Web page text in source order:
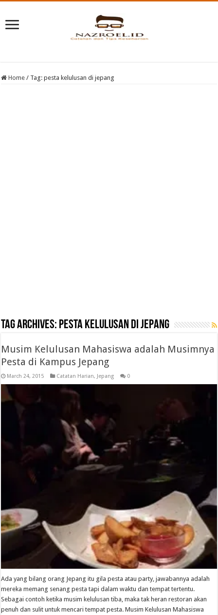
Home / Tag:pesta kelulusan di jepang
Tag Archives: pesta kelulusan di jepang
Musim Kelulusan Mahasiswa adalah Musimnya
Pesta di Kampus Jepang
March 24, 2015 Catatan Harian, Jepang 0
Ada yang bilang orang Jepang itu gila pesta atau party, jawabannya adalah
mereka memang senang pesta tapi dalam waktu dan tempat tertentu.
Sebagai contoh ketika musim kelulusan tiba, maka tak heran restoran akan
penuh dan sulit untuk mencari tempat pesta. Musim Kelulusan Mahasiswa